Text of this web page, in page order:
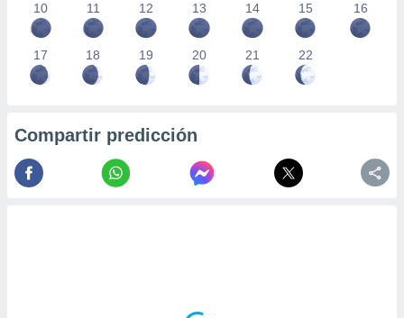
10 11 12 13 14 15 16
17 18 19 20 21 22
Compartir predicción